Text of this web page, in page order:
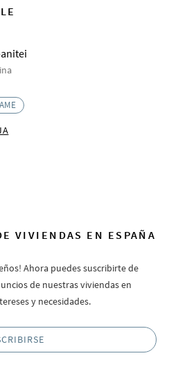
VIVIENDAS EN ESPAÑA
Ahora puedes suscribirte de
de nuestras viviendas en
y necesidades.